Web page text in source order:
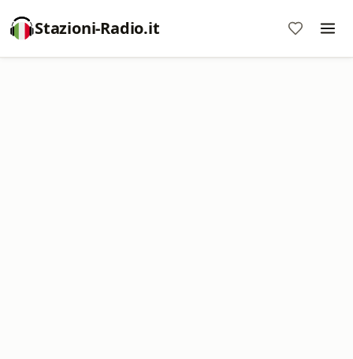
Stazioni-Radio.it